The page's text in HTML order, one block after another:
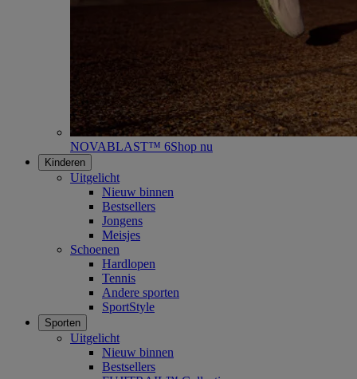
NOVABLAST™ 6Shop nu
Kinderen
Uitgelicht
Nieuw binnen
Bestsellers
Jongens
Meisjes
Schoenen
Hardlopen
Tennis
Andere sporten
SportStyle
Sporten
Uitgelicht
Nieuw binnen
Bestsellers